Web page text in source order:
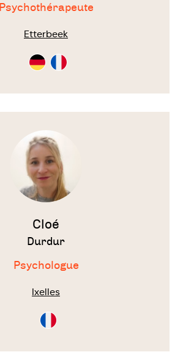
Psychothérapeute
Etterbeek
Consultation
en
Consultation
en
Cloé
Durdur
Psychologue
Ixelles
Consultation
en